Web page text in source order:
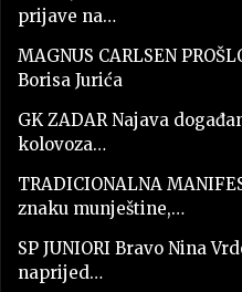
prijave na…
MAGNUS CARLSEN
Borisa Jurića
GK ZADAR Najava
kolovoza…
TRADICIONALNA
znaku munještine,…
SP JUNIORI Bravo Nina
naprijed…